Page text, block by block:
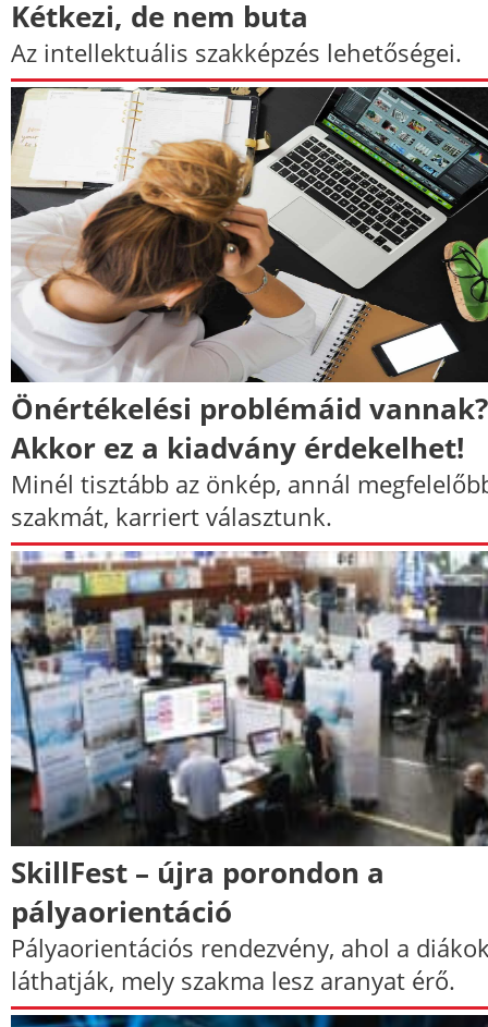
Kétkezi, de nem buta
Az intellektuális szakképzés lehetőségei.
Önértékelési problémáid
Akkor ez a kiadvány érdekelhet!
Minél tisztább az önkép, annál
szakmát, karriert választunk.
SkillFest – újra porondon a
pályaorientáció
Pályaorientációs rendezvény, ahol a
láthatják, mely szakma lesz aranyat érő.